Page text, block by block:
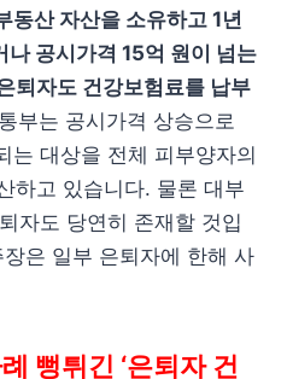
동산 자산을 소유하고 1년
나 공시가격 15억 원이 넘는
퇴자도 건강보험료를 납부
부는 공시가격 상승으로
는 대상을 전체 피부양자의
하고 있습니다. 물론 대부
자도 당연히 존재할 것입
은 일부 은퇴자에 한해 사
뻥튀긴 ‘은퇴자 건